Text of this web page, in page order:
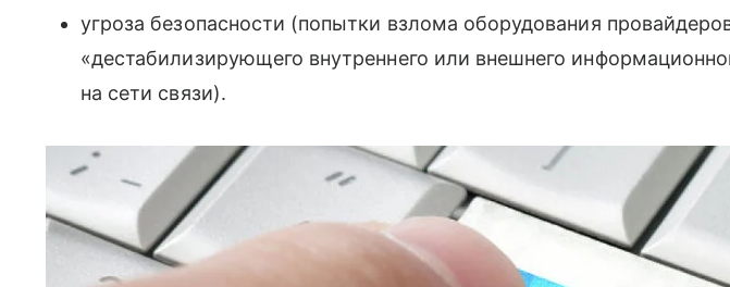
угроза безопасности (попытки взлома оборудования
«дестабилизирующего внутреннего или внешнего
на сети связи).